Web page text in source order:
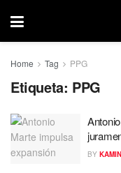
Home Tag PPG
Etiqueta: PPG
BY